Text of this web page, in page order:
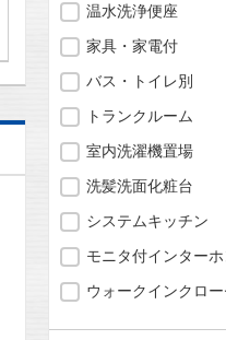
温水洗浄便座
家具・家電付
バス・トイレ別
トランクルーム
室内洗濯機置場
洗髪洗面化粧台
システムキッチン
モニタ付インターホ
ウォークインクロー